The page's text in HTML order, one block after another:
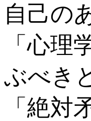
自己の
「心
ぶべき
「絶